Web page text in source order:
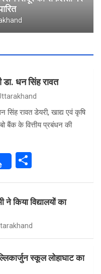
डा. धन सिंह रावत
सिंह रावत डेयरी, खाद्य एवं कृषि
बैंक के वित्तीय प्रबंधन की
ar
e
किया विद्यालयों का
स्कूल लोहाघाट का